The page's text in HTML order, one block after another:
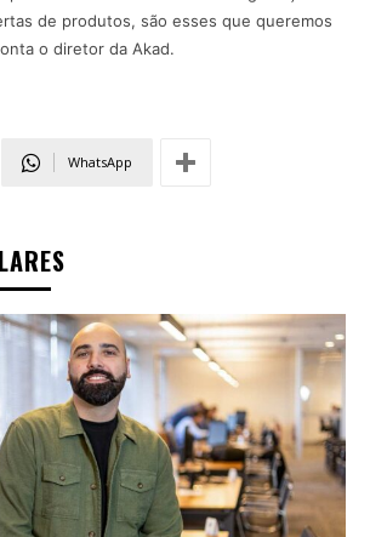
de produtos, são esses que queremos
o diretor da Akad.
WhatsApp